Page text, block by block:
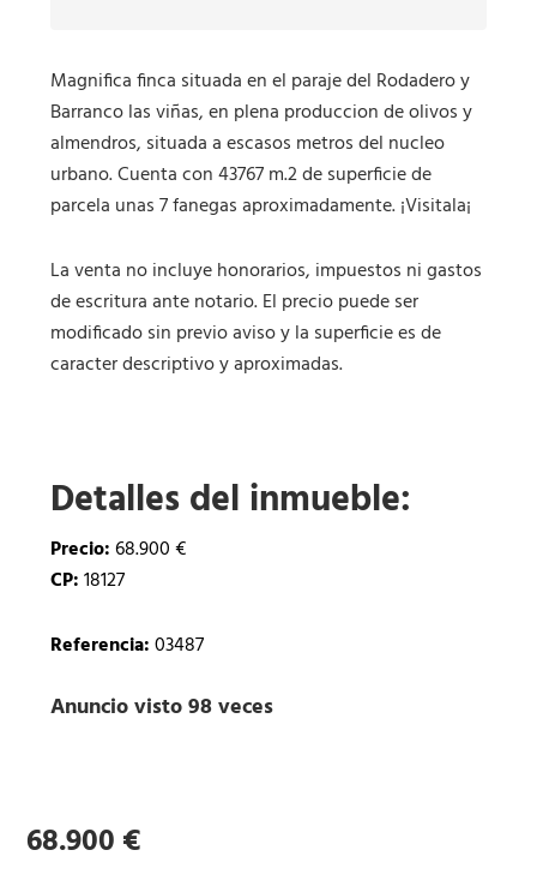
Magnifica finca situada en el paraje del Rodadero y
Barranco las viñas, en plena produccion de olivos y
almendros, situada a escasos metros del nucleo
urbano. Cuenta con 43767 m.2 de superficie de
parcela unas 7 fanegas aproximadamente. ¡Visitala¡
La venta no incluye honorarios, impuestos ni gastos
de escritura ante notario. El precio puede ser
modificado sin previo aviso y la superficie es de
caracter descriptivo y aproximadas.
Detalles del inmueble:
Precio:68.900 €
CP:18127
Referencia:03487
Anuncio visto 98 veces
68.900 €